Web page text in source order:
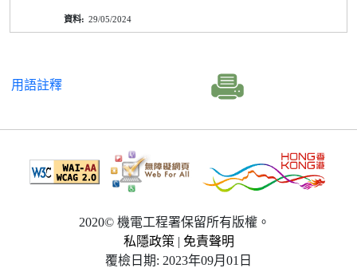
29/05/2024
用語註釋
2020© 機電工程署保留所有版權。
私隱政策 | 免責聲明
覆檢日期: 2023年09月01日